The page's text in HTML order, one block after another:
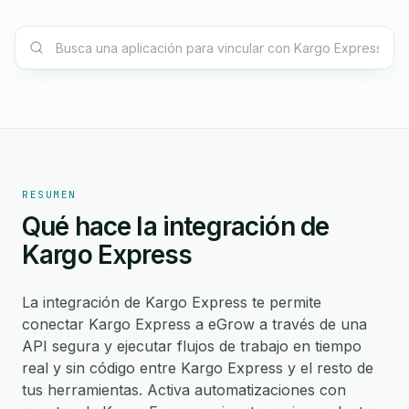
RESUMEN
Qué hace la integración de
Kargo Express
La integración de Kargo Express te permite
conectar Kargo Express a eGrow a través de una
API segura y ejecutar flujos de trabajo en tiempo
real y sin código entre Kargo Express y el resto de
tus herramientas. Activa automatizaciones con